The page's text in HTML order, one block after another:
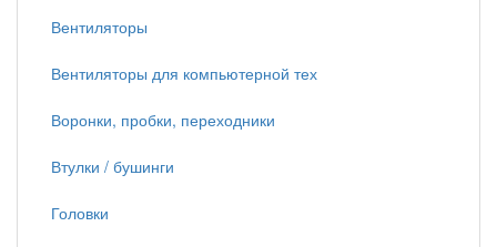
Вентиляторы
Вентиляторы для компьютерной тех
Воронки, пробки, переходники
Втулки / бушинги
Головки